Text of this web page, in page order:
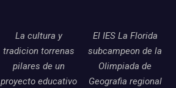
La cultura y
tradicion torrenas
pilares de un
proyecto educativo
El IES La Florida
subcampeon de la
Olimpiada de
Geografia regional